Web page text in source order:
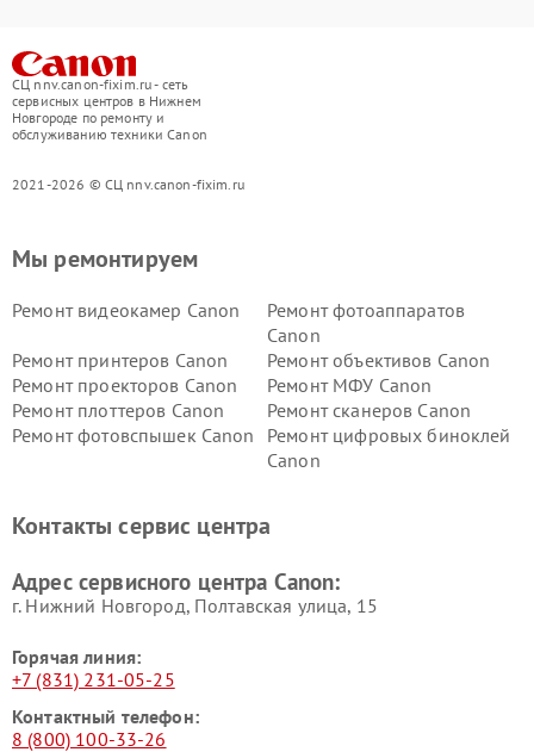
СЦ nnv.canon-fixim.ru - сеть
сервисных центров в Нижнем
Новгороде по ремонту и
обслуживанию техники Canon
2021-2026 © СЦ nnv.canon-fixim.ru
Мы ремонтируем
Ремонт видеокамер Canon
Ремонт фотоаппаратов
Canon
Ремонт принтеров Canon
Ремонт объективов Canon
Ремонт проекторов Canon
Ремонт МФУ Canon
Ремонт плоттеров Canon
Ремонт сканеров Canon
Ремонт фотовспышек Canon
Ремонт цифровых биноклей
Canon
Контакты сервис центра
Адрес сервисного центра Canon:
г. Нижний Новгород, Полтавская улица, 15
Горячая линия:
+7 (831) 231-05-25
Контактный телефон:
8 (800) 100-33-26